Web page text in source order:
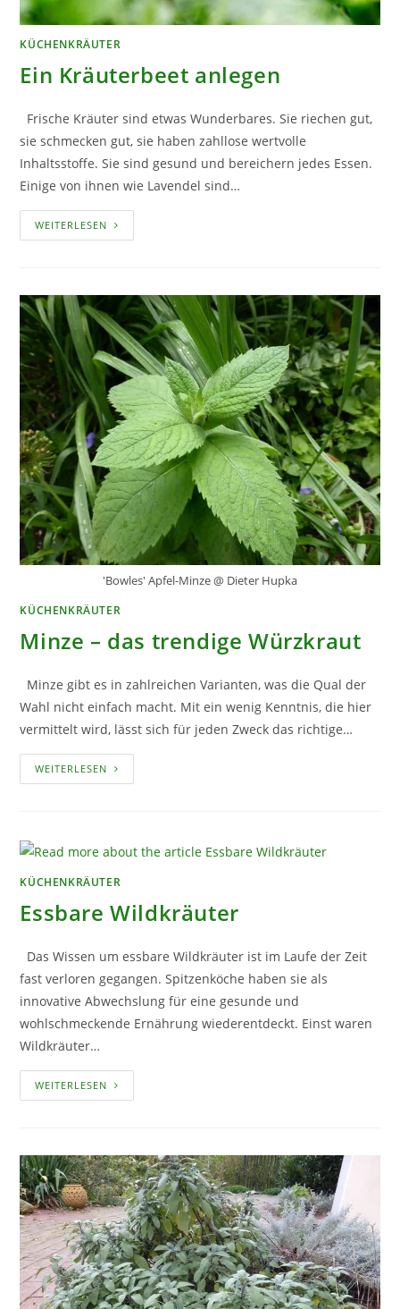
KÜCHENKRÄUTER
Ein Kräuterbeet anlegen
Frische Kräuter sind etwas Wunderbares. Sie riechen gut,
sie schmecken gut, sie haben zahllose wertvolle
Inhaltsstoffe. Sie sind gesund und bereichern jedes Essen.
Einige von ihnen wie Lavendel sind…
WEITERLESEN EIN
KRÄUTERBEET
'Bowles' Apfel-Minze @ Dieter Hupka
KÜCHENKRÄUTER
Minze – das trendige Würzkraut
Minze gibt es in zahlreichen Varianten, was die Qual der
Wahl nicht einfach macht. Mit ein wenig Kenntnis, die hier
vermittelt wird, lässt sich für jeden Zweck das richtige…
WEITERLESEN MINZE
–
KÜCHENKRÄUTER
Essbare Wildkräuter
Das Wissen um essbare Wildkräuter ist im Laufe der Zeit
fast verloren gegangen. Spitzenköche haben sie als
innovative Abwechslung für eine gesunde und
wohlschmeckende Ernährung wiederentdeckt. Einst waren
Wildkräuter…
WEITERLESEN ESSBARE
WILDKRÄUTER